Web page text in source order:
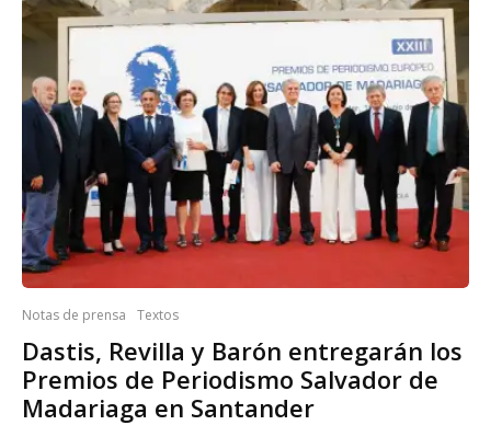
Notas de prensa Textos
Dastis, Revilla y Barón entregarán los
Premios de Periodismo Salvador de
Madariaga en Santander